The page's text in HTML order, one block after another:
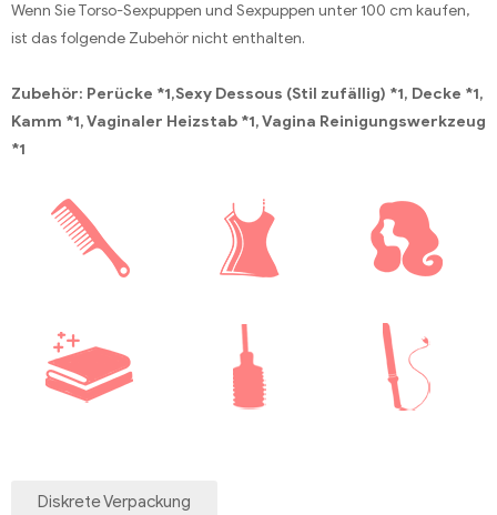
Wenn Sie Torso-Sexpuppen und Sexpuppen unter 100 cm kaufen,
ist das folgende Zubehör nicht enthalten.
Zubehör: Perücke *1,Sexy Dessous (Stil zufällig) *1, Decke *1,
Kamm *1, Vaginaler Heizstab *1, Vagina Reinigungswerkzeug
*1
Diskrete Verpackung